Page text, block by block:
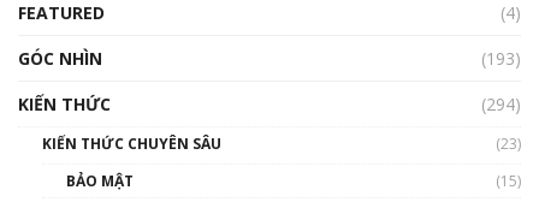
FEATURED
(4)
GÓC NHÌN
(193)
KIẾN THỨC
(294)
KIẾN THỨC CHUYÊN SÂU
(23)
BẢO MẬT
(15)